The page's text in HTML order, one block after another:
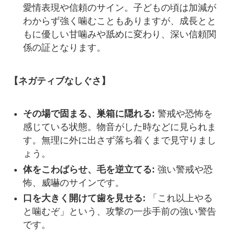
愛情表現や信頼のサイン。子どもの頃は加減が
わからず強く噛むこともありますが、成長とと
もに優しい甘噛みや舐めに変わり、深い信頼関
係の証となります。
【ネガティブなしぐさ】
その場で固まる、巣箱に隠れる: 警戒や恐怖を
感じている状態。物音がした時などに見られま
す。無理に外に出さず落ち着くまで見守りまし
ょう。
体をこわばらせ、毛を逆立てる: 強い警戒や恐
怖、威嚇のサインです。
口を大きく開けて歯を見せる: 「これ以上やる
と噛むぞ」という、攻撃の一歩手前の強い警告
です。